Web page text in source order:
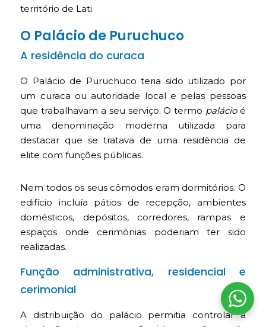
território de Lati.
O Palácio de Puruchuco
A residência do curaca
O Palácio de Puruchuco teria sido utilizado por
um curaca ou autoridade local e pelas pessoas
que trabalhavam a seu serviço. O termo palácioé
uma denominação moderna utilizada para
destacar que se tratava de uma residência de
elite com funções públicas.
Nem todos os seus cômodos eram dormitórios. O
edifício incluía pátios de recepção, ambientes
domésticos, depósitos, corredores, rampas e
espaços onde cerimônias poderiam ter sido
realizadas.
Função administrativa, residencial e
cerimonial
A distribuição do palácio permitia controlar a